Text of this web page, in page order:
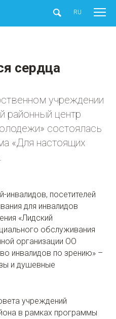
RU
сердца
учреждении
районный центр
состоялась
«Для настоящих
инвалидов, посетителей
для инвалидов
«Лидский
обслуживания
организации ОО
инвалидов по зрению» –
и душевные
учреждений
в рамках программы